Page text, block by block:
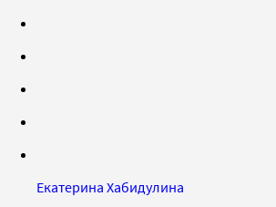
Екатерина Хабидулина